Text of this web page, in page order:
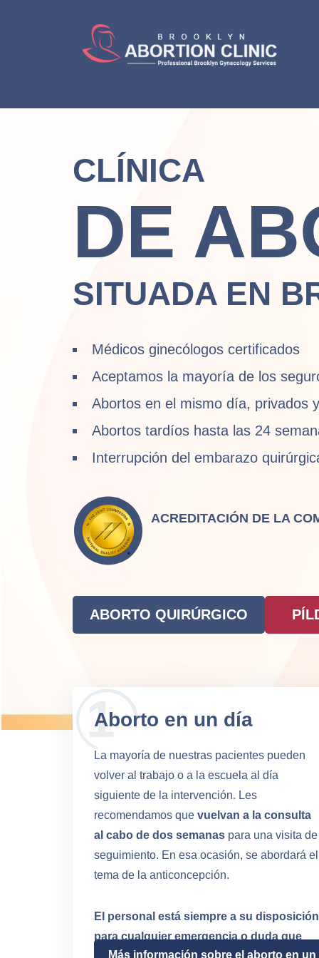
CLÍNICA
DE
SITUADA EN
Médicos ginecólogos certificados
Aceptamos la mayoría de los
Abortos en el mismo día, privados
Abortos tardíos hasta las 24
Interrupción del embarazo
ACREDITACIÓN DE LA
ABORTO QUIRÚRGICO
Aborto en un día
La mayoría de nuestras pacientes pueden
volver al trabajo o a la escuela al día
siguiente de la intervención. Les
recomendamos que vuelvan a la consulta
al cabo de dos semanas para una visita de
seguimiento. En esa ocasión, se abordará el
tema de la anticoncepción.
El personal está siempre a su disposición
para cualquier emergencia o duda que
Más información sobre el aborto en un